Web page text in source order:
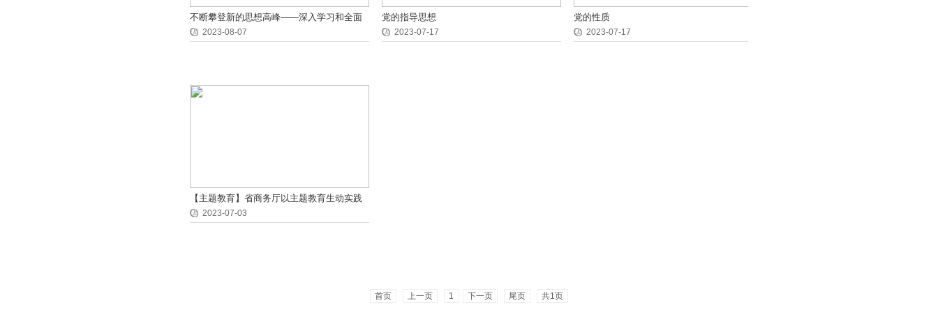
不断攀登新的思想高峰——深入学习和全面
贯彻习近平新时代中国特色社会主义思想述
评
2023-08-07
党的指导思想
2023-07-17
党的性质
2023-07-17
【主题教育】省商务厅以主题教育生动实践
推动商务高质量发展
2023-07-03
首页 上一页 1 下一页 尾页 共1页